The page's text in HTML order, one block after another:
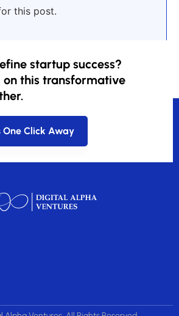
this post.
startup success?
on this transformative
One Click Away